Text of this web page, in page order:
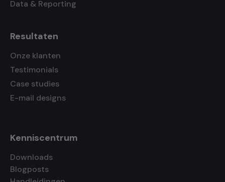
Data & Reporting
Resultaten
Onze klanten
Testimonials
Case studies
E-mail designs
Kenniscentrum
Downloads
Blogposts